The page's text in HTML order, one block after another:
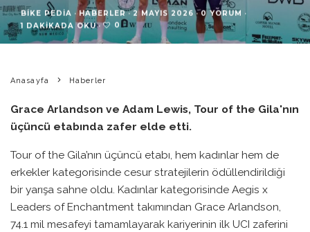
BIKE PEDIA · HABERLER · 2 MAYIS 2026 · 0 YORUM ·
1 DAKIKADA OKU · 0
Anasayfa Haberler
Grace Arlandson ve Adam Lewis, Tour of the Gila'nın
üçüncü etabında zafer elde etti.
Tour of the Gila’nın üçüncü etabı, hem kadınlar hem de
erkekler kategorisinde cesur stratejilerin ödüllendirildiği
bir yarışa sahne oldu. Kadınlar kategorisinde Aegis x
Leaders of Enchantment takımından Grace Arlandson,
74.1 mil mesafeyi tamamlayarak kariyerinin ilk UCI zaferini